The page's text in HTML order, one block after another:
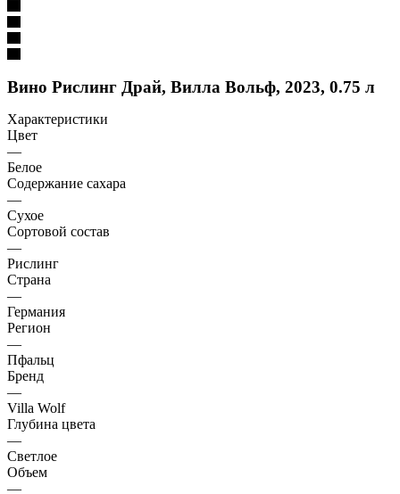
Вино Рислинг Драй, Вилла Вольф, 2023, 0.75 л
Характеристики
Цвет
—
Белое
Содержание сахара
—
Сухое
Сортовой состав
—
Рислинг
Страна
—
Германия
Регион
—
Пфальц
Бренд
—
Villa Wolf
Глубина цвета
—
Светлое
Объем
—